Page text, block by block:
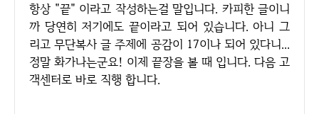
항상 "끝" 이라고 작성하는걸 말입니다. 카피한 글이니
까 당연히 저기에도 끝이라고 되어 있습니다. 아니 그
리고 무단복사 글 주제에 공감이 17이나 되어 있다니...
정말 화가나는군요! 이제 끝장을 볼 때 입니다. 다음 고
객센터로 바로 직행 합니다.